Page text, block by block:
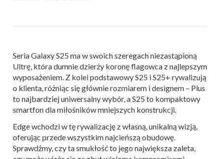
Seria Galaxy S25 ma w swoich szeregach niezastąpioną
Ultrę, która dumnie dzierży koronę flagowca z najlepszym
wyposażeniem. Z kolei podstawowy S25 i S25+ rywalizują
o klienta, różniąc się głównie rozmiarem i designem – Plus
to najbardziej uniwersalny wybór, a S25 to kompaktowy
smartfon dla miłośników mniejszych konstrukcji.
Edge wchodzi w tę rywalizację z własną, unikalną wizją,
oferując przede wszystkim najcieńszą obudowę.
Sprawdźmy, czy ta smukłość to jego największa zaleta,